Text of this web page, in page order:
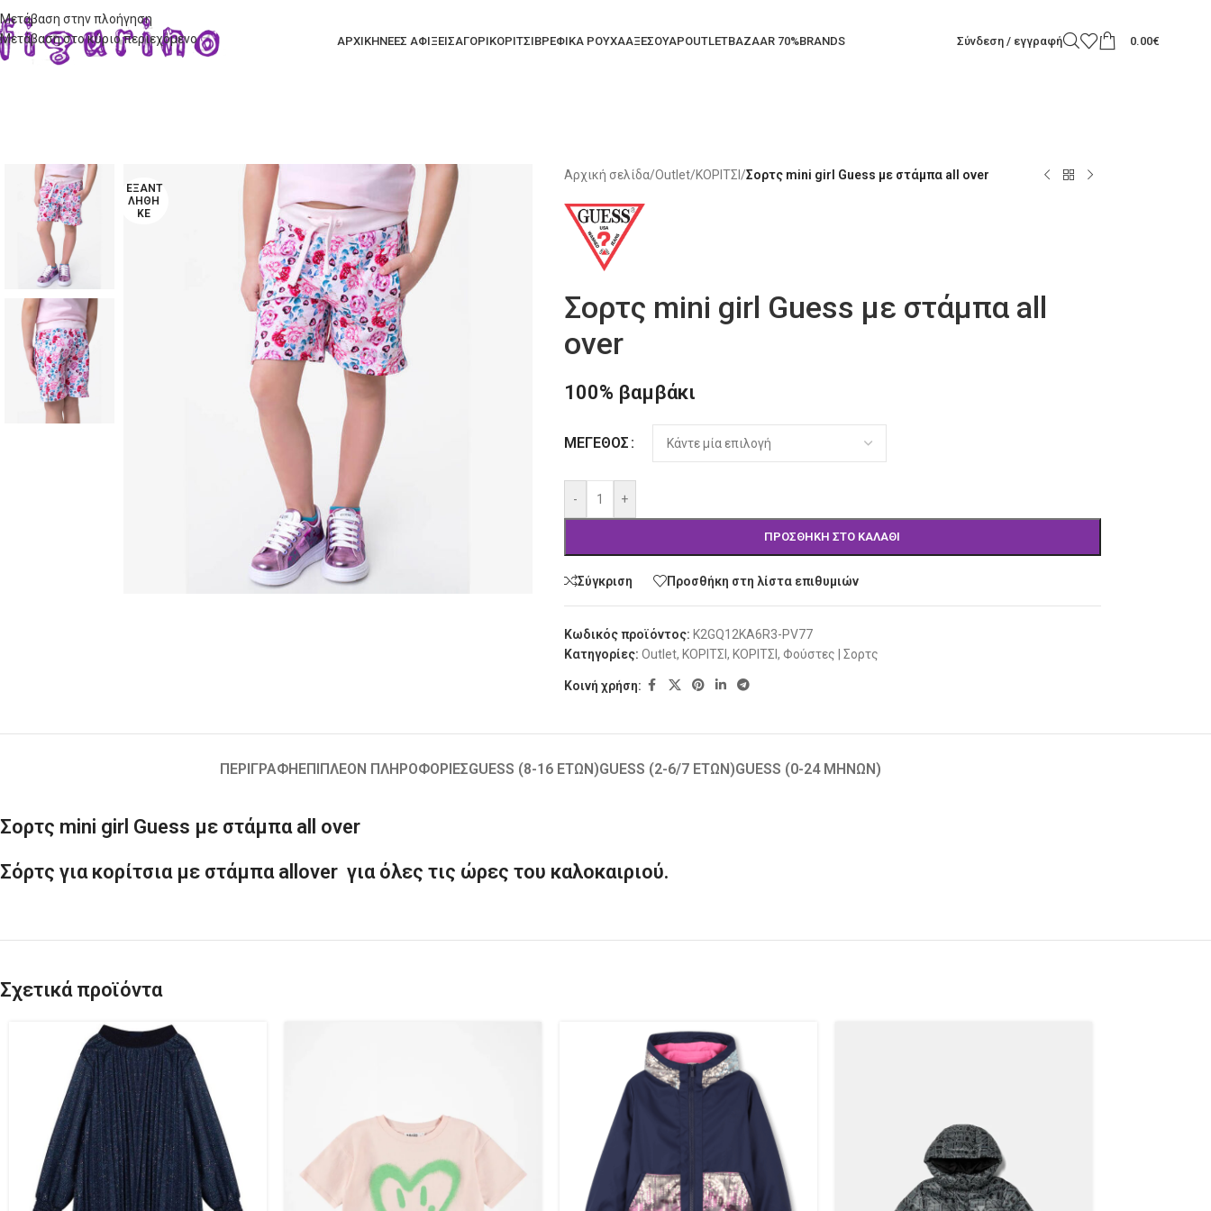
Μετάβαση στην πλοήγηση
Μετάβαση στο κύριο περιεχόμενο
ΑΡΧΙΚΗΝΕΕΣ ΑΦΙΞΕΙΣΑΓΟΡΙΚΟΡΙΤΣΙΒΡΕΦΙΚΑ ΡΟΥΧΑΑΞΕΣΟΥΑΡOUTLETBAZAAR 70%BRANDS Σύνδεση / εγγραφή 0.00€
ΕΞΑΝΤ
ΛΉΘΗ
ΚΕ
Αρχική σελίδα/Outlet/ΚΟΡΙΤΣΙ /Σορτς mini girl Guess με στάμπα all over
Σορτς mini girl Guess με στάμπα all
over
100% βαμβάκι
ΜΈΓΕΘΟΣ
- +
ΠΡΟΣΘΉΚΗ ΣΤΟ ΚΑΛΆΘΙ
Alternative:
Σύγκριση Προσθήκη στη λίστα επιθυμιών
Κωδικός προϊόντος: K2GQ12KA6R3-PV77
Κατηγορίες: Outlet, ΚΟΡΙΤΣΙ , ΚΟΡΙΤΣΙ , Φούστες | Σορτς
Κοινή χρήση:
ΠΕΡΙΓΡΑΦΉΕΠΙΠΛΈΟΝ ΠΛΗΡΟΦΟΡΊΕΣGUESS (8-16 ΕΤΏΝ)GUESS (2-6/7 ΕΤΏΝ)GUESS (0-24 ΜΗΝΏΝ)
Σορτς mini girl Guess με στάμπα all over
Σόρτς για κορίτσια με στάμπα allover για όλες τις ώρες του καλοκαιριού.
Σχετικά προϊόντα